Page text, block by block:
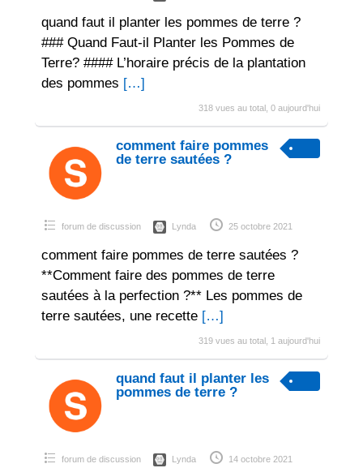
quand faut il planter les pommes de terre ?
### Quand Faut-il Planter les Pommes de
Terre? #### L’horaire précis de la plantation
des pommes […]
318 vues au total, 0 aujourd'hui
comment faire pommes
de terre sautées ?
forum de discussion Lynda 25 octobre 2021
comment faire pommes de terre sautées ?
**Comment faire des pommes de terre
sautées à la perfection ?** Les pommes de
terre sautées, une recette […]
319 vues au total, 1 aujourd'hui
quand faut il planter les
pommes de terre ?
forum de discussion Lynda 14 octobre 2021